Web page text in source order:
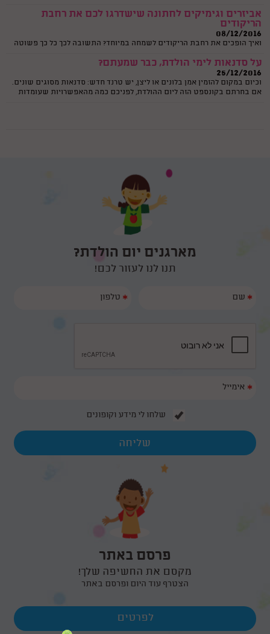
אביזרים וגימיקים לחתונה שישדרגו לכם את רחבת
הריקודים
08/12/2016
ואיך הופכים את רחבת הריקודים לשמחה במיוחד? התשובה לכך כל כך פשוטה
וגדולים כאחד, שבלעדיהם האווירה אינה שלמה.
על סדנאות לימי הולדת, כבר שמעתם?
25/12/2016
וכיום במקום להזמין אמן בלונים או ליצן, יש טרנד חדש: סדנאות מסוגים שונים.
אם בחרתם בקונספט הזה ליום ההולדת, לפניכם כמה מהאפשרויות שעומדות
ובחירת הפעלות לימי הולדת זהו אינו עניין של מה בכך. מלבד מקצועיותם של
המפעילים יש לוודא כי ההפעלה מתאימה לגילאים של הילדים כמו כפפה. איך
עושים זאת? בשביל זה אנחנו כאן!
למה לבחור בקוסם ליום הולדת?
ומאז ומתמיד גם אנחנו המבוגרים ובעיקר הילדים נמשכים לעולם הקסמים. זהו
בעולם או לא, כולנו מתפעלים גם לנוכחתו של קסם הקלפים הפשוט ביותר...
ליצן או ליצנית ליום הולדת
מרגשת ומעניינת של הקלטת שיר במיוחד לכבוד האירוע. את השיר יכולים
להקליט בני המשפחה או החברים של הנערה או שיכול להיות זה זמר מקצועי.
על סוגי יום הולדת ספורט, כבר שמעתם?
בהפעלה מסוג זה.
המשלבת העשרה, הפעלה, ועניין אצל הילדים. הנה כמה רעיונות וקצת מידע על
סוגי ימי הולדת מדעיים..
מארגנים יום הולדת?
תנו לנו לעזור לכם!
*
*
*
שלחו לי מידע וקופונים
פרסם באתר
מקסם את החשיפה שלך!
הצטרף עוד היום ופרסם באתר
לפרטים